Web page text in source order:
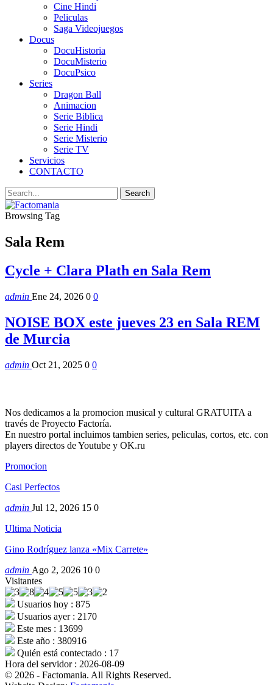
Cine Hindi
Peliculas
Saga Videojuegos
Docus
DocuHistoria
DocuMisterio
DocuPsico
Series
Dragon Ball
Animacion
Serie Biblica
Serie Hindi
Serie Misterio
Serie TV
Servicios
CONTACTO
Browsing Tag
Sala Rem
Cycle + Clara Plath en Sala Rem
admin Ene 24, 2026 0 0
NOISE BOX este jueves 23 en Sala REM
de Murcia
admin Oct 21, 2025 0 0
Nos dedicamos a la promocion musical y cultural GRATUITA a
través de Proyecto Factoría.
En nuestro portal incluimos tambien series, peliculas, cortos, etc. con
players directos de Youtube y OK.ru
Promocion
Casi Perfectos
admin Jul 12, 2026 15 0
Ultima Noticia
Gino Rodríguez lanza «Mix Carrete»
admin Ago 2, 2026 10 0
Visitantes
Usuarios hoy : 875
Usuarios ayer : 2170
Este mes : 13699
Este año : 380916
Quién está contectado : 17
Hora del servidor : 2026-08-09
© 2026 - Factomania. All Rights Reserved.